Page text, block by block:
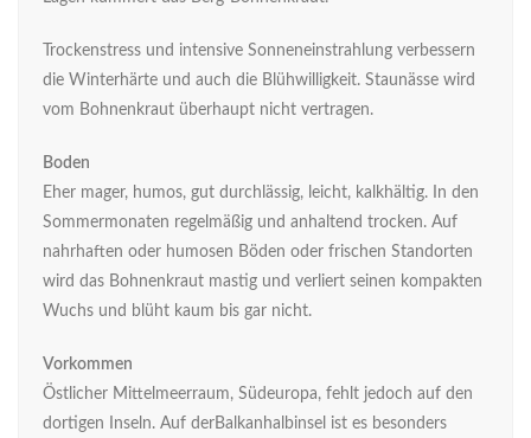
Trockenstress und intensive Sonneneinstrahlung verbessern
die Winterhärte und auch die Blühwilligkeit. Staunässe wird
vom Bohnenkraut überhaupt nicht vertragen.
Boden
Eher mager, humos, gut durchlässig, leicht, kalkhältig. In den
Sommermonaten regelmäßig und anhaltend trocken. Auf
nahrhaften oder humosen Böden oder frischen Standorten
wird das Bohnenkraut mastig und verliert seinen kompakten
Wuchs und blüht kaum bis gar nicht.
Vorkommen
Östlicher Mittelmeerraum, Südeuropa, fehlt jedoch auf den
dortigen Inseln. Auf derBalkanhalbinsel ist es besonders